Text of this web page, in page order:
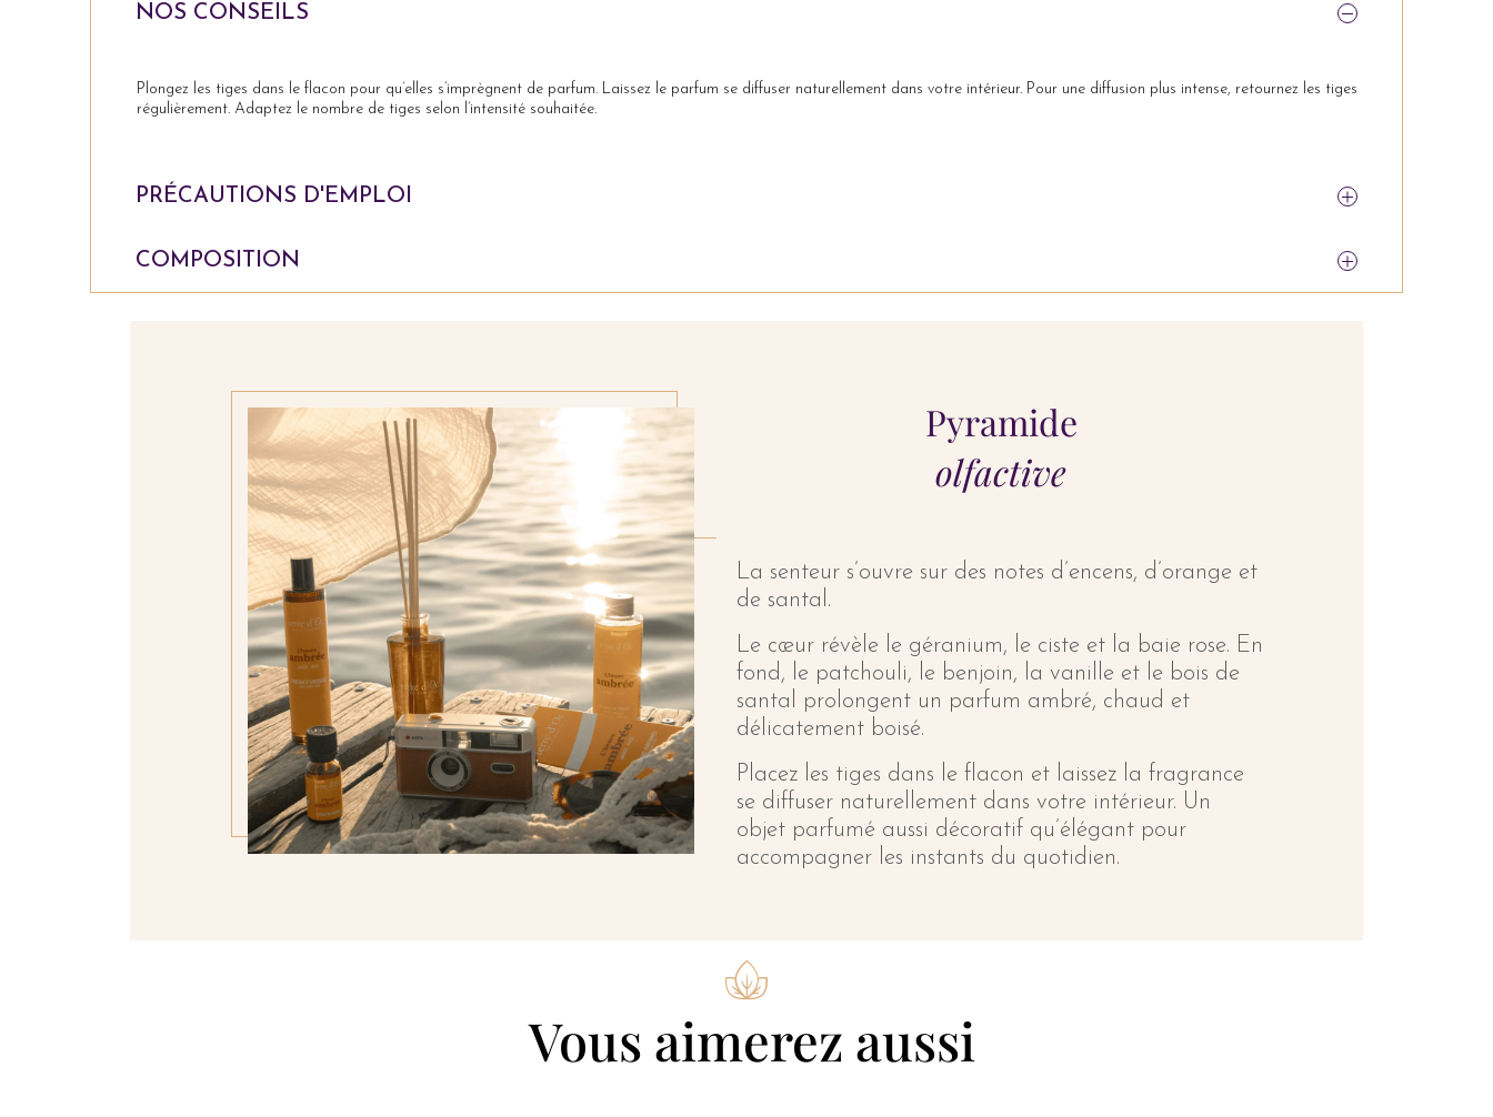
NOS CONSEILS
PRÉCAUTIONS D'EMPLOI
COMPOSITION
Plongez les tiges dans le flacon pour qu’elles s’imprègnent de parfum. Laissez le parfum se diffuser naturellement dans votre intérieur. Pour une diffusion plus intense, retournez les tiges
régulièrement. Adaptez le nombre de tiges selon l’intensité souhaitée.
Pyramide
olfactive
La senteur s’ouvre sur des notes d’encens, d’orange et
de santal.
Le cœur révèle le géranium, le ciste et la baie rose. En
fond, le patchouli, le benjoin, la vanille et le bois de
santal prolongent un parfum ambré, chaud et
délicatement boisé.
Placez les tiges dans le flacon et laissez la fragrance
se diffuser naturellement dans votre intérieur. Un
objet parfumé aussi décoratif qu’élégant pour
accompagner les instants du quotidien.
Vous aimerez aussi